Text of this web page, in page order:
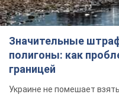
Значительные
полигоны: как
границей
Украине не помешает